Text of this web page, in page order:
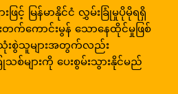
ြင့် မြန်မာနိုင်ငံ လွှမ်းခြုံမှုပိုမိုရရှိ
က်ကောင်းမွန် သောနေထိုင်မှုဖြစ်
သုံးစွဲသူများအတွက်လည်း
စ်များကို ပေးစွမ်းသွားနိုင်မည်